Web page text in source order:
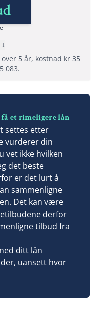
5 år, kostnad kr 35
083.
et rimeligere lån
settes etter
vurderer din
vet ikke hvilken
det beste
er det lurt å
sammenligne
Det kan være
derfor
tilbud fra
ditt lån
uansett hvor